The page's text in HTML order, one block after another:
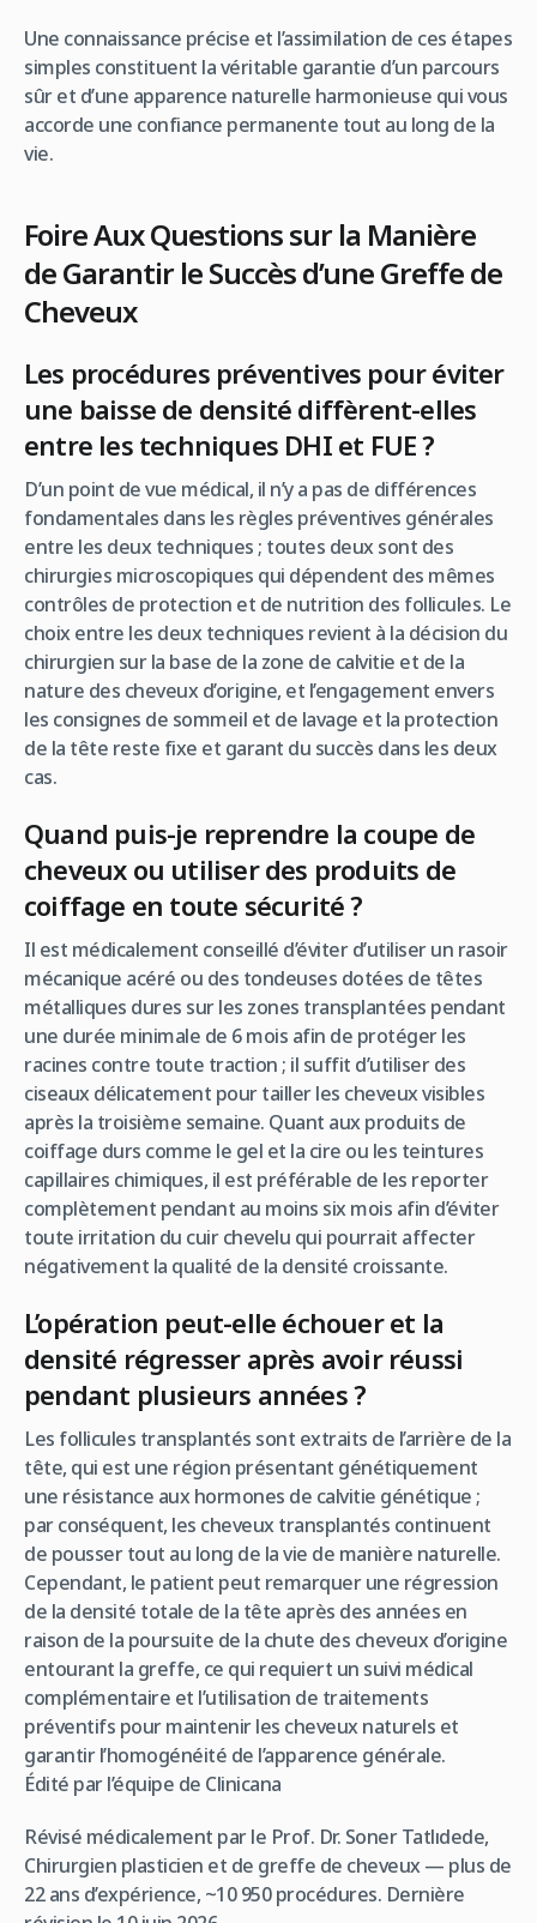
Une connaissance précise et l’assimilation de ces étapes
simples constituent la véritable garantie d’un parcours
sûr et d’une apparence naturelle harmonieuse qui vous
accorde une confiance permanente tout au long de la
vie.
Foire Aux Questions sur la Manière
de Garantir le Succès d’une Greffe de
Cheveux
Les procédures préventives pour éviter
une baisse de densité diffèrent-elles
entre les techniques DHI et FUE ?
D’un point de vue médical, il n’y a pas de différences
fondamentales dans les règles préventives générales
entre les deux techniques ; toutes deux sont des
chirurgies microscopiques qui dépendent des mêmes
contrôles de protection et de nutrition des follicules. Le
choix entre les deux techniques revient à la décision du
chirurgien sur la base de la zone de calvitie et de la
nature des cheveux d’origine, et l’engagement envers
les consignes de sommeil et de lavage et la protection
de la tête reste fixe et garant du succès dans les deux
cas.
Quand puis-je reprendre la coupe de
cheveux ou utiliser des produits de
coiffage en toute sécurité ?
Il est médicalement conseillé d’éviter d’utiliser un rasoir
mécanique acéré ou des tondeuses dotées de têtes
métalliques dures sur les zones transplantées pendant
une durée minimale de 6 mois afin de protéger les
racines contre toute traction ; il suffit d’utiliser des
ciseaux délicatement pour tailler les cheveux visibles
après la troisième semaine. Quant aux produits de
coiffage durs comme le gel et la cire ou les teintures
capillaires chimiques, il est préférable de les reporter
complètement pendant au moins six mois afin d’éviter
toute irritation du cuir chevelu qui pourrait affecter
négativement la qualité de la densité croissante.
L’opération peut-elle échouer et la
densité régresser après avoir réussi
pendant plusieurs années ?
Les follicules transplantés sont extraits de l’arrière de la
tête, qui est une région présentant génétiquement
une résistance aux hormones de calvitie génétique ;
par conséquent, les cheveux transplantés continuent
de pousser tout au long de la vie de manière naturelle.
Cependant, le patient peut remarquer une régression
de la densité totale de la tête après des années en
raison de la poursuite de la chute des cheveux d’origine
entourant la greffe, ce qui requiert un suivi médical
complémentaire et l’utilisation de traitements
préventifs pour maintenir les cheveux naturels et
garantir l’homogénéité de l’apparence générale.
Édité par l’équipe de Clinicana
Révisé médicalement par le Prof. Dr. Soner Tatlıdede,
Chirurgien plasticien et de greffe de cheveux — plus de
22 ans d’expérience, ~10 950 procédures. Dernière